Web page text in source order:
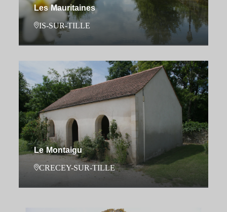
Les Mauritaines
IS-SUR-TILLE
Le Montaigu
CRECEY-SUR-TILLE